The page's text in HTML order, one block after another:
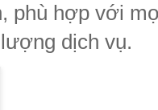
phù hợp với
dịch vụ.